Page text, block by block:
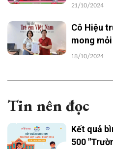
21/10/2024
Cô Hiệu
mong
18/10/2024
Tin nên đọc
Kết quả
500